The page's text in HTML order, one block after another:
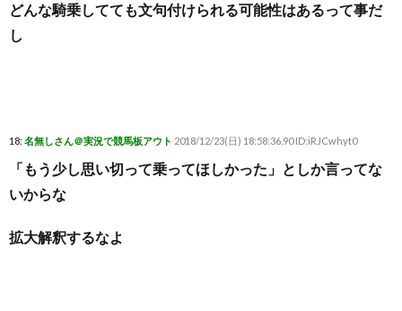
どんな騎乗してても文句付けられる可能性はあるって事だ
し
18: 名無しさん＠実況で競馬板アウト 2018/12/23(日) 18:58:36.90 ID:iRJCwhyt0
「もう少し思い切って乗ってほしかった」としか言ってな
いからな
拡大解釈するなよ